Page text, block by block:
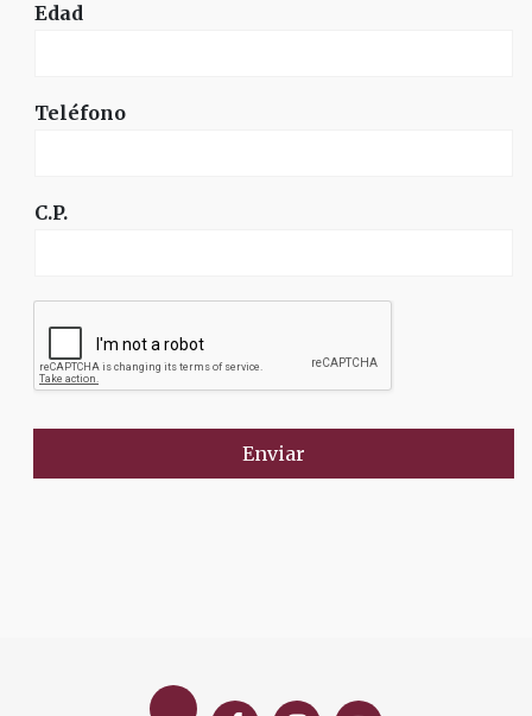
Edad
Teléfono
C.P.
Enviar